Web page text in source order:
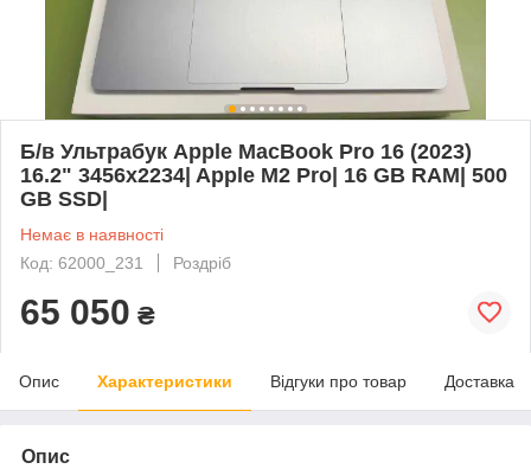
Б/в Ультрабук Apple MacBook Pro 16 (2023)
16.2" 3456x2234| Apple M2 Pro| 16 GB RAM| 500
GB SSD|
Немає в наявності
Код: 62000_231
Роздріб
65 050 ₴
Опис Характеристики Відгуки про товар Доставка
Опис